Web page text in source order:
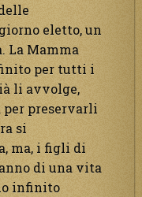
eletto, un
La Mamma
per tutti i
li avvolge,
per preservarli
si
ma, i figli di
di una vita
infinito